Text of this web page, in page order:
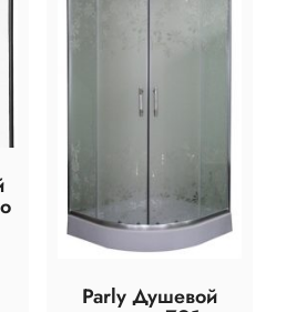
Parly Душевой